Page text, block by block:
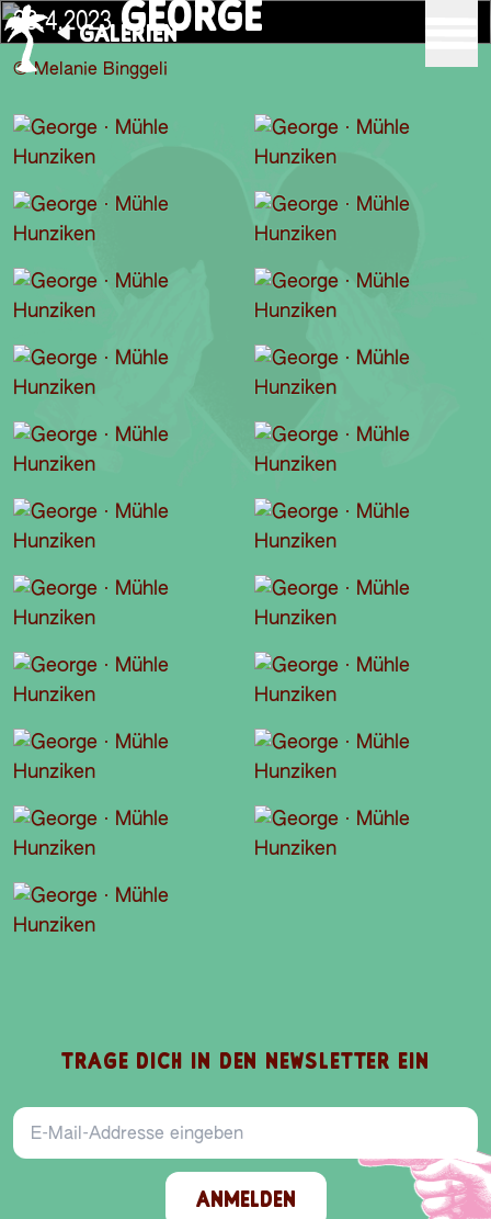
GALERIEN
28.4.2023 GEORGE
© Melanie Binggeli
TRAGE DICH IN DEN NEWSLETTER EIN
E-Mail-Addresse
ANMELDEN